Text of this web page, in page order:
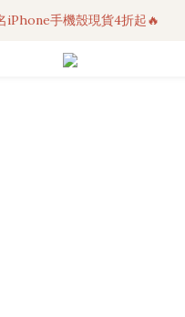
科技好物｜任選2件95折！
iPhone手機殼現貨4折起🔥
人氣聯名自動傘任2件9折！